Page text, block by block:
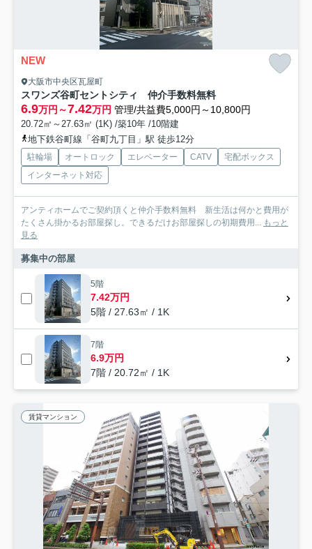
NEW
大阪市中央区瓦屋町
スワンズ谷町セントシティ 仲介手数料無料
6.9万円～7.42万円 管理/共益費5,000円～10,800円
20.72㎡～27.63㎡ (1K) /築10年 /10階建
地下鉄谷町線「谷町九丁目」駅 徒歩12分
駐輪場 オートロック エレベーター CATV
宅配ボックス
インターネット対応
アンティホームでご契約頂くと仲介手数料無料 新生活は何かと費用が
たくさん掛かるお部屋探し。できるだけお部屋探しの初期費用... もっと
見る
募集中の部屋
5階
7.42万円
5階 / 27.63㎡ / 1K
7階
6.9万円
7階 / 20.72㎡ / 1K
賃貸マンション